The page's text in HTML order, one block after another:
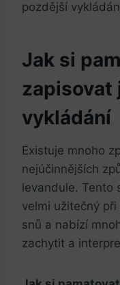
Jak si
zapisovat
vykládání
Existuje mnoho
nejúčinnějších
levandule. Tento
velmi užitečný
snů a nabízí
zachytit a